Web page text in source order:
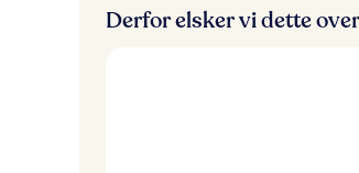
d
Derfor elsker vi dette